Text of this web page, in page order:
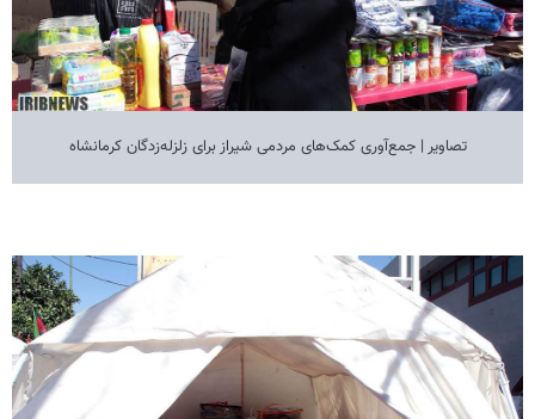
تصاویر | جمع‌آوری کمک‌های مردمی شیراز برای زلزله‌زدگان کرمانشاه